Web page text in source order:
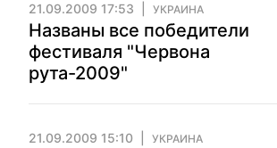
21.09.2009 17:53 УКРАИНА
Названы все победители
фестиваля "Червона
рута-2009"
21.09.2009 15:10 УКРАИНА